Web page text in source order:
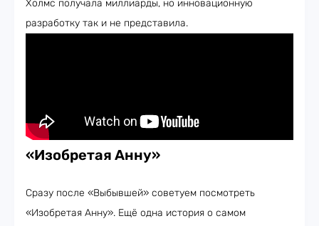
Холмс получала миллиарды, но инновационную
разработку так и не представила.
«Изобретая Анну»
Сразу после «Выбывшей» советуем посмотреть
«Изобретая Анну». Ещё одна история о самом